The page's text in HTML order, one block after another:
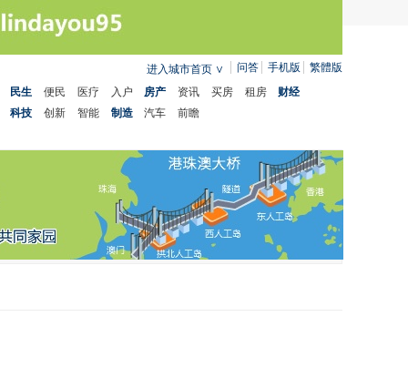
问答 手机版 繁體版
进入城市首页 ∨
民生
便民 医疗 入户 房产 资讯 买房 租房
财经
科技
创新 智能 制造 汽车 前瞻